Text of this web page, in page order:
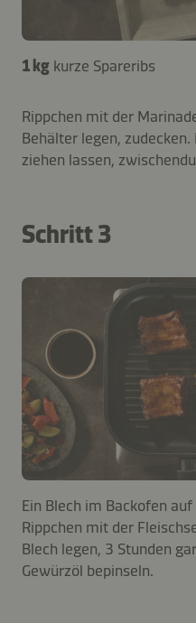
1 kg kurze Spareribs
Rippchen mit der
Behälter legen,
ziehen lassen,
Schritt 3
Ein Blech im Backofen
Rippchen mit der
Blech legen, 3 Stunden
Gewürzöl bepinseln.